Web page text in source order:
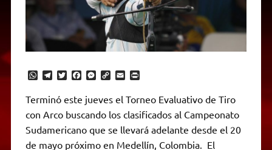
W
t
s
A
p
p
T
e
g
a
m
T
t
t
r
F
e
b
o
k
M
s
e
g
e
C
y
L
n
k
E
a
l
P
n
t
r
i
Terminó este jueves el Torneo Evaluativo de Tiro
con Arco buscando los clasificados al Campeonato
Sudamericano que se llevará adelante desde el 20
de mayo próximo en Medellín, Colombia. El